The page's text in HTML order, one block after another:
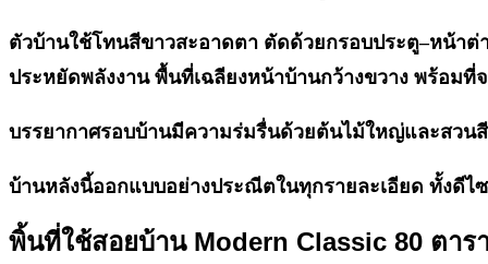
ตัวบ้านใช้โทนสีขาวสะอาดตา ตัดด้วยกรอบประตู–หน้า
ประหยัดพลังงาน พื้นที่เฉลียงหน้าบ้านกว้างขวาง พร้อมที่
บรรยากาศรอบบ้านมีความร่มรื่นด้วยต้นไม้ใหญ่และสวน
บ้านหลังนี้ออกแบบอย่างประณีตในทุกรายละเอียด ทั้งดี
พิ้นที่ใช้สอยบ้าน Modern Classic 80 ตาร